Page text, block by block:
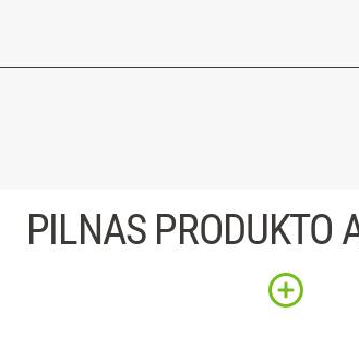
PILNAS PRODUKTO